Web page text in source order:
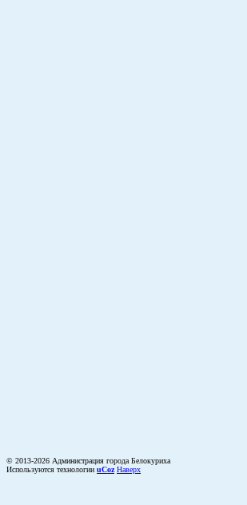
© 2013-2026 Администрация города Белокуриха
Используются технологии uCoz Наверх